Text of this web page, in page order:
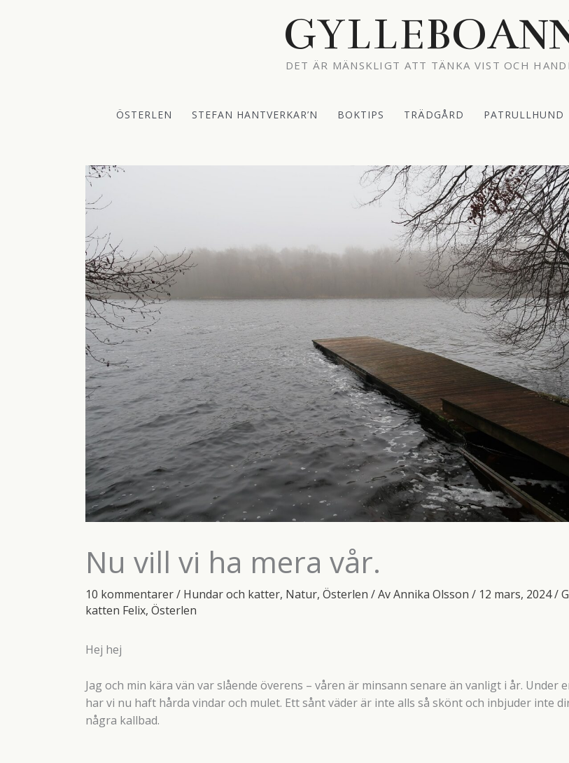
DET ÄR MÄNSKLIGT ATT TÄNKA VIST OCH
ÖSTERLEN STEFAN HANTVERKAR’N BOKTIPS TRÄDGÅRD PATRULLHUND
Nu vill vi ha mera vår.
10 kommentarer/ Hundar och katter, Natur, Österlen / AvAnnika Olsson / 12 mars, 2024/
katten Felix, Österlen
Hej hej
Jag och min kära vän var slående överens – våren är minsann senare än vanligt i år. Under
har vi nu haft hårda vindar och mulet. Ett sånt väder är inte alls så skönt och inbjuder inte
några kallbad.